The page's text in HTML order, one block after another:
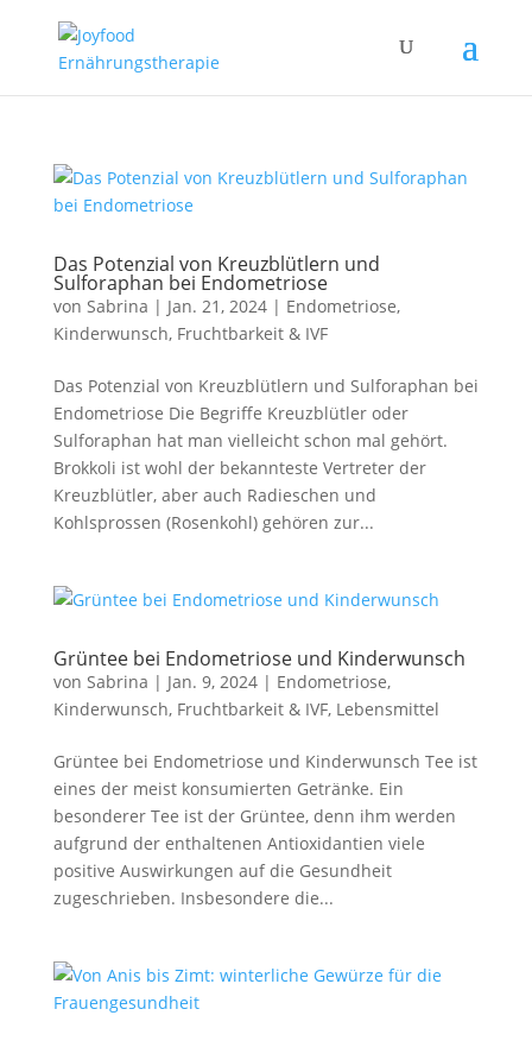
Das Potenzial von Kreuzblütlern und
Sulforaphan bei Endometriose
von Sabrina | Jan. 21, 2024| Endometriose,
Kinderwunsch, Fruchtbarkeit & IVF
Das Potenzial von Kreuzblütlern und Sulforaphan bei
Endometriose Die Begriffe Kreuzblütler oder
Sulforaphan hat man vielleicht schon mal gehört.
Brokkoli ist wohl der bekannteste Vertreter der
Kreuzblütler, aber auch Radieschen und
Kohlsprossen (Rosenkohl) gehören zur...
Grüntee bei Endometriose und Kinderwunsch
von Sabrina | Jan. 9, 2024| Endometriose,
Kinderwunsch, Fruchtbarkeit & IVF, Lebensmittel
Grüntee bei Endometriose und Kinderwunsch Tee ist
eines der meist konsumierten Getränke. Ein
besonderer Tee ist der Grüntee, denn ihm werden
aufgrund der enthaltenen Antioxidantien viele
positive Auswirkungen auf die Gesundheit
zugeschrieben. Insbesondere die...